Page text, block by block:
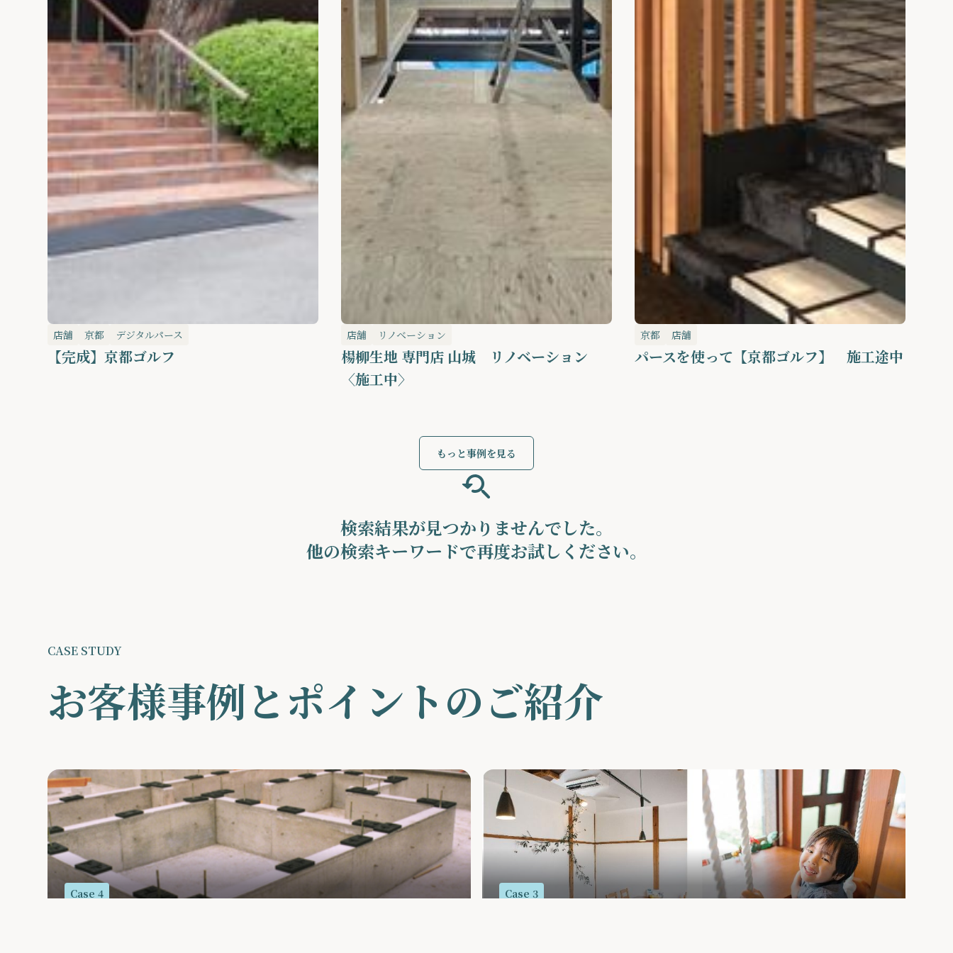
店舗 京都 デジタルパース
【完成】京都ゴルフ
店舗 リノベーション
楊柳生地 専門店 山城 リノベーション
〈施工中〉
京都 店舗
パースを使って【京都ゴルフ】 施工途中
もっと事例を見る
検索結果が見つかりませんでした。
他の検索キーワードで再度お試しください。
CASE STUDY
お客様事例とポイントのご紹介
Case 4 Case 3